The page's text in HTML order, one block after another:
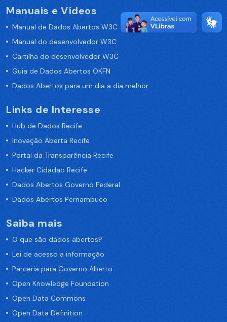
Manuais e Vídeos
Manual de Dados Abertos W3C
Manual do desenvolvedor W3C
Cartilha do desenvolvedor W3C
Guia de Dados Abertos OKFN
Dados Abertos para um dia a dia melhor
Links de Interesse
Hub de Dados Recife
Inovação Aberta Recife
Portal da Transparência Recife
Hacker Cidadão Recife
Dados Abertos Governo Federal
Dados Abertos Pernambuco
Saiba mais
O que são dados abertos?
Lei de acesso a informação
Parceria para Governo Aberto
Open Knowledge Foundation
Open Data Commons
Open Data Definition